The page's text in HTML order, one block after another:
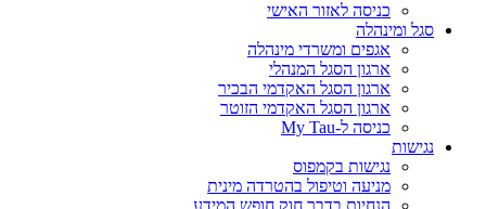
כניסה לאזור האישי
סגל ומינהלה
אגפים ומשרדי מינהלה
ארגון הסגל המנהלי
ארגון הסגל האקדמי הבכיר
ארגון הסגל האקדמי הזוטר
כניסה ל-My Tau
נגישות
נגישות בקמפוס
מניעה וטיפול בהטרדה מינית